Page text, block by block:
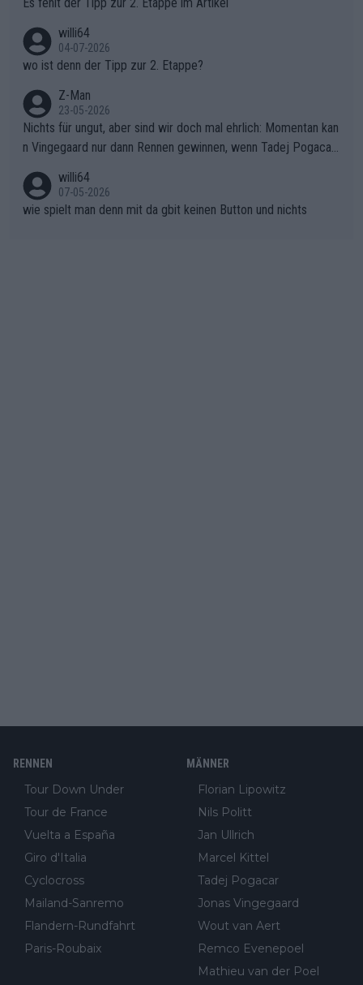
gibt. Diese Etappe wird sicher als der psychologische Wendep
unkt dieser Tour in die Geschichte eingehen. Wenn man bei so
einem harten Aufstieg einmal den Moment verpasst und der K
onkurrentin die "zweite Luft" schenkt, ist der Schaden am Ber
g kaum noch zu reparieren.Vor uns liegt nun das große Finale R
ichtung Nizza. Niewiadoma hat psychologisch Oberwasser, ab
er SD Worx und Vollering müssen jetzt All-In gehen. (gregman
n)
willi64
04-07-2026
wo ist denn der Tipp zur 2. Etappe?
Z-Man
23-05-2026
Nichts für ungut, aber sind wir doch mal ehrlich: Momentan kan
n Vingegaard nur dann Rennen gewinnen, wenn Tadej Pogacar
willi64
07-05-2026
wie spielt man denn mit da gbit keinen Button und nichts
RENNEN
Tour Down Under
Tour de France
Vuelta a España
Giro d'Italia
Cyclocross
Mailand-Sanremo
Flandern-Rundfahrt
Paris-Roubaix
MÄNNER
Florian Lipowitz
Nils Politt
Jan Ullrich
Marcel Kittel
Tadej Pogacar
Jonas Vingegaard
Wout van Aert
Remco Evenepoel
Mathieu van der Poel